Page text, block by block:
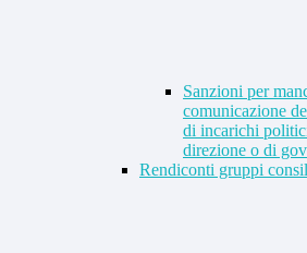
Sanzioni per
comunicazione
di incarichi
direzione o di
Rendiconti gruppi